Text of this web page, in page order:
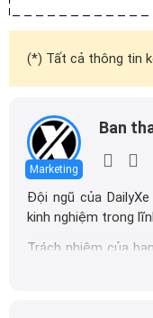
(*) Tất cả thông tin
Marketing
Ban
Đội ngũ của
kinh nghiệm trong
Trách nhiệm của
tin chính xác được